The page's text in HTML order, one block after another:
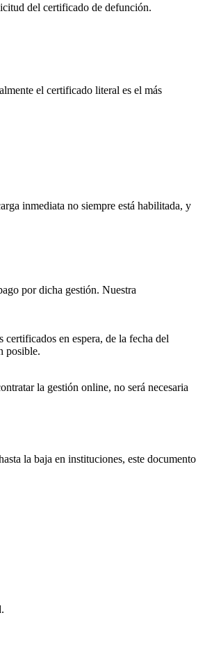
del certificado de defunción.
el certificado literal es el más
inmediata no siempre está habilitada, y
por dicha gestión. Nuestra
en espera, de la fecha del
posible.
la gestión online, no será necesaria
la baja en instituciones, este documento